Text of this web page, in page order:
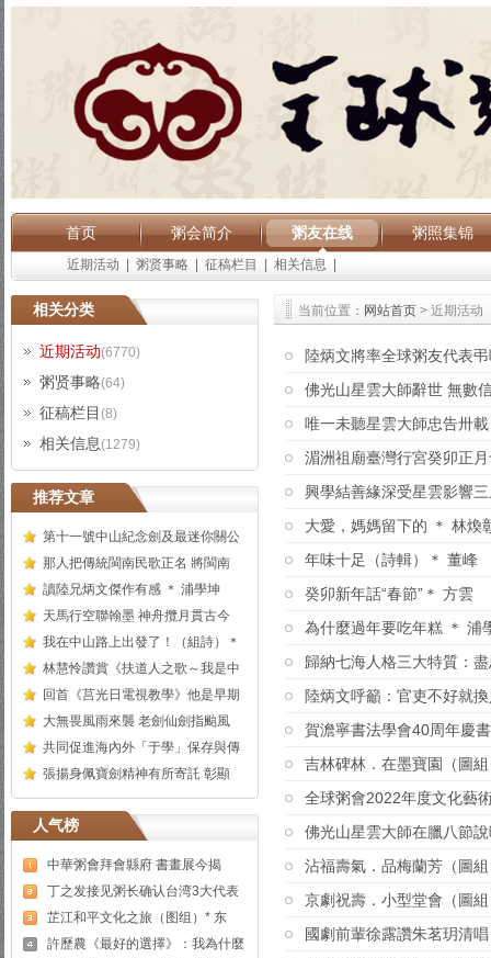
首页 粥会简介 粥友在线 粥照集锦
近期活动 粥贤事略 征稿栏目 相关信息
相关分类
近期活动(6770)
粥贤事略(64)
征稿栏目 (8)
相关信息(1279)
推荐文章
第十一號中山紀念劍及最迷你關公
那人把傳統閩南民歌正名 將閩南
讀陸兄炳文傑作有感 ＊ 浦學坤
天馬行空聯翰墨 神舟攬月貫古今
我在中山路上出發了！（組詩）＊
林慧怜讚賞《扶道人之歌～我是中
回首《莒光日電視教學》他是早期
大無畏風雨來襲 老劍仙劍指颱風
共同促進海內外「于學」保存與傳
張揚身佩寶劍精神有所寄託 彰顯
人气榜
中華粥會拜會縣府 書畫展今揭
丁之发接见粥长确认台湾3大代表
芷江和平文化之旅（图组）* 东
許歷農《最好的選擇》：我為什麼
当前位置： 网站首页 > 近期活动
陸炳文將率全球粥友代表
佛光山星雲大師辭世 無數
唯一未聽星雲大師忠告卅
湄洲祖廟臺灣行宮癸卯正
興學結善緣深受星雲影響
大愛，媽媽留下的 ＊ 林煥
年味十足（詩輯）＊ 董峰
癸卯新年話“春節”＊ 方雲
為什麼過年要吃年糕 ＊ 浦
歸納七海人格三大特質：
陸炳文呼籲：官吏不好就
賀澹寧書法學會40周年慶
吉林碑林．在墨寶園（圖
全球粥會2022年度文化藝
佛光山星雲大師在臘八節
沾福壽氣．品梅蘭芳（圖
京劇祝壽．小型堂會（圖
國劇前輩徐露讚朱茗玥清